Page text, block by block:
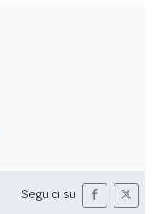
Seguici su